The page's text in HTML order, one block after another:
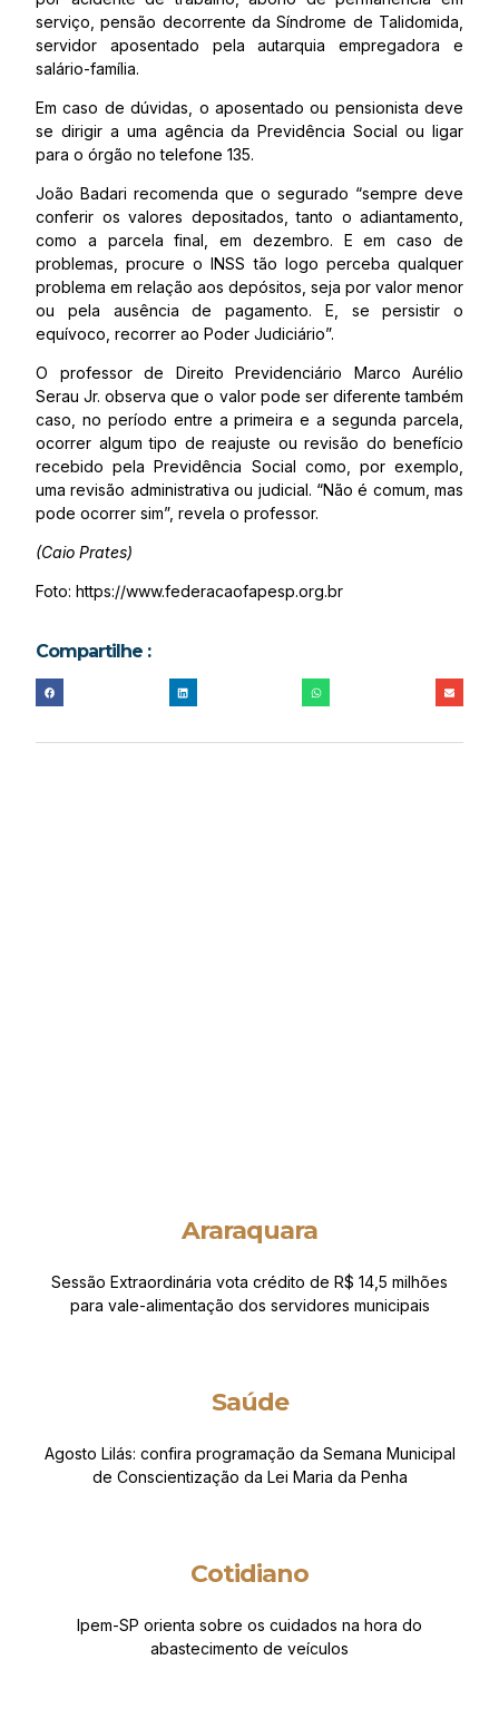
serviço, pensão decorrente da Síndrome de Talidomida,
servidor aposentado pela autarquia empregadora e
salário-família.
Em caso de dúvidas, o aposentado ou pensionista deve
se dirigir a uma agência da Previdência Social ou ligar
para o órgão no telefone 135.
João Badari recomenda que o segurado “sempre deve
conferir os valores depositados, tanto o adiantamento,
como a parcela final, em dezembro. E em caso de
problemas, procure o INSS tão logo perceba qualquer
problema em relação aos depósitos, seja por valor menor
ou pela ausência de pagamento. E, se persistir o
equívoco, recorrer ao Poder Judiciário”.
O professor de Direito Previdenciário Marco Aurélio
Serau Jr. observa que o valor pode ser diferente também
caso, no período entre a primeira e a segunda parcela,
ocorrer algum tipo de reajuste ou revisão do benefício
recebido pela Previdência Social como, por exemplo,
uma revisão administrativa ou judicial. “Não é comum, mas
pode ocorrer sim”, revela o professor.
(Caio Prates)
Foto: https://www.federacaofapesp.org.br
Compartilhe :
Araraquara
Sessão Extraordinária vota crédito de R$ 14,5 milhões
para vale-alimentação dos servidores municipais
Saúde
Agosto Lilás: confira programação da Semana Municipal
de Conscientização da Lei Maria da Penha
Cotidiano
Ipem-SP orienta sobre os cuidados na hora do
abastecimento de veículos